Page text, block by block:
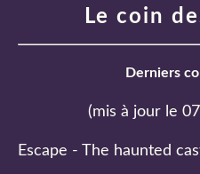
Le coin
Derniers
(mis à jour le
Escape - The haunted